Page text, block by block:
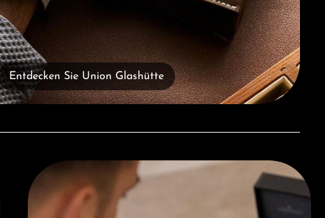
Entdecken Sie Union Glashütte
Beratung erhalten